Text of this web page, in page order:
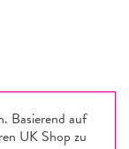
Basierend auf
UK Shop zu